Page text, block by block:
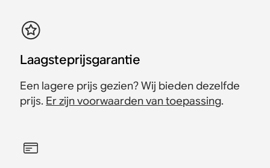
Laagsteprijsgarantie
Een lagere prijs gezien? Wij bieden dezelfde
prijs. Er zijn voorwaarden van toepassing.